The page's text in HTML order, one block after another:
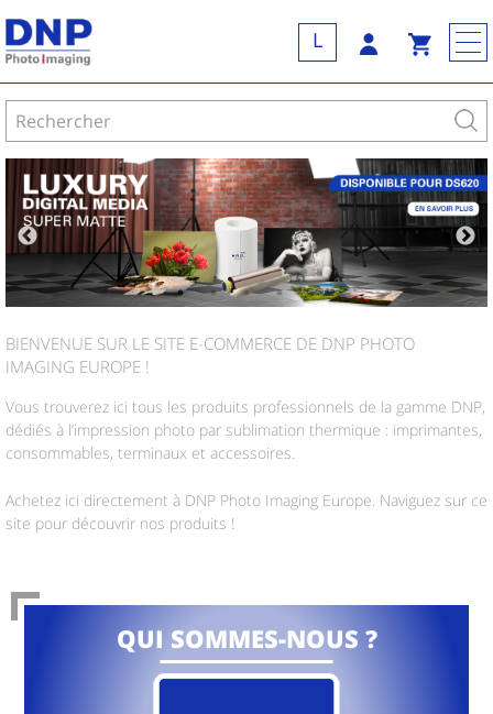
L
BIENVENUE SUR LE SITE E-COMMERCE DE DNP PHOTO
IMAGING EUROPE !
Vous trouverez ici tous les produits professionnels de la gamme DNP,
dédiés à l’impression photo par sublimation thermique : imprimantes,
consommables, terminaux et accessoires.
Achetez ici directement à DNP Photo Imaging Europe. Naviguez sur ce
site pour découvrir nos produits !
QUI SOMMES-NOUS ?